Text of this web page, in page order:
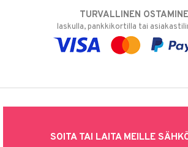
TURVALLINEN
laskulla, pankkikortilla tai
SOITA TAI LAITA MEILLE